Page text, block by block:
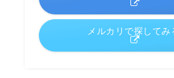
メルカリで探してみ